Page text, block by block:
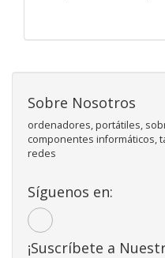
Sobre Nosotros
ordenadores, portátiles,
componentes informáticos,
redes
Síguenos en:
¡Suscríbete a